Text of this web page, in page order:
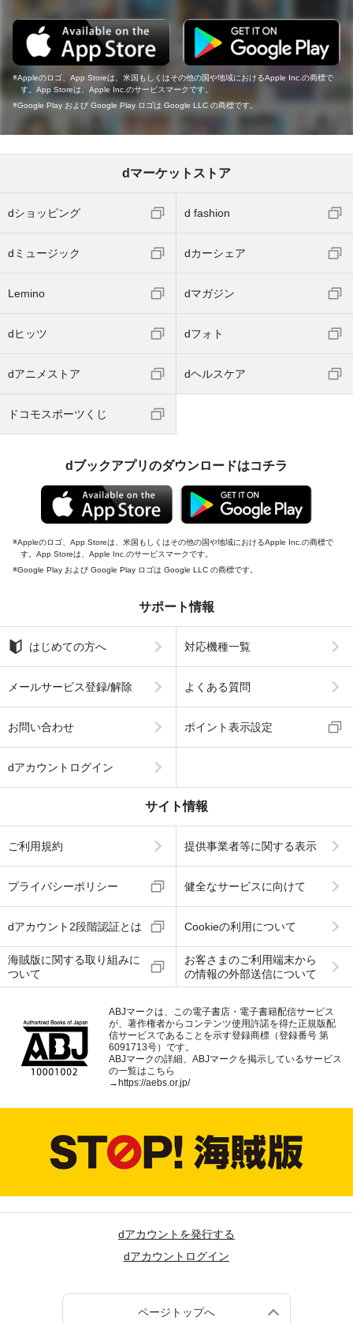
Appleのロゴ、App Storeは、米国もしくはその他の国や地域におけるApple Inc.の商標で
す。App Storeは、Apple Inc.のサービスマークです。
Google Play および Google Play ロゴは Google LLC の商標です。
dマーケットストア
dショッピング d fashion
dミュージック dカーシェア
Lemino dマガジン
dヒッツ dフォト
dアニメストア dヘルスケア
ドコモスポーツくじ
dブックアプリのダウンロードはコチラ
Appleのロゴ、App Storeは、米国もしくはその他の国や地域におけるApple Inc.の商標で
す。App Storeは、Apple Inc.のサービスマークです。
Google Play および Google Play ロゴは Google LLC の商標です。
サポート情報
はじめての方へ 対応機種一覧
メールサービス登録/解除 よくある質問
お問い合わせ ポイント表示設定
dアカウントログイン
サイト情報
ご利用規約 提供事業者等に関する表示
プライバシーポリシー 健全なサービスに向けて
dアカウント2段階認証とは Cookieの利用について
海賊版に関する取り組みに
ついて
お客さまのご利用端末から
の情報の外部送信について
ABJマークは、この電子書店・電子書籍配信サービス
が、著作権者からコンテンツ使用許諾を得た正規版配
信サービスであることを示す登録商標（登録番号 第
6091713号）です。
ABJマークの詳細、ABJマークを掲示しているサービス
の一覧はこちら
→ https://aebs.or.jp/
dアカウントを発行する
dアカウントログイン
ページトップへ